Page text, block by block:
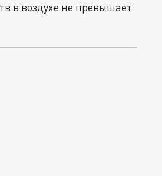
в воздухе не превышает